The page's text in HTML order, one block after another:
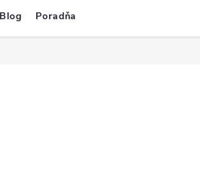
Poradňa